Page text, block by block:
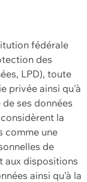
fédérale
des
LPD), toute
privée ainsi qu'à
ses données
la
comme une
de
aux dispositions
ainsi qu'à la